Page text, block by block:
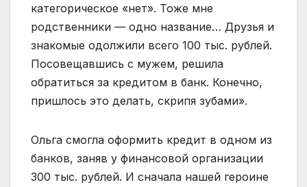
категорическое «нет». Тоже мне
родственники — одно название… Друзья и
знакомые одолжили всего 100 тыс. рублей.
Посовещавшись с мужем, решила
обратиться за кредитом в банк. Конечно,
пришлось это делать, скрипя зубами».
Ольга смогла оформить кредит в одном из
банков, заняв у финансовой организации
300 тыс. рублей. И сначала нашей героине